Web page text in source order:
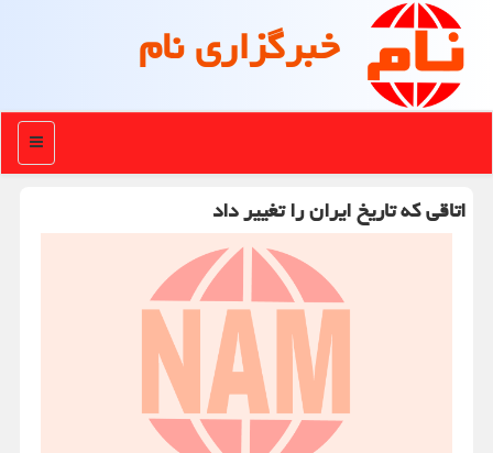
خبرگزاری نام
منو
اتاقی که تاریخ ایران را تغییر داد